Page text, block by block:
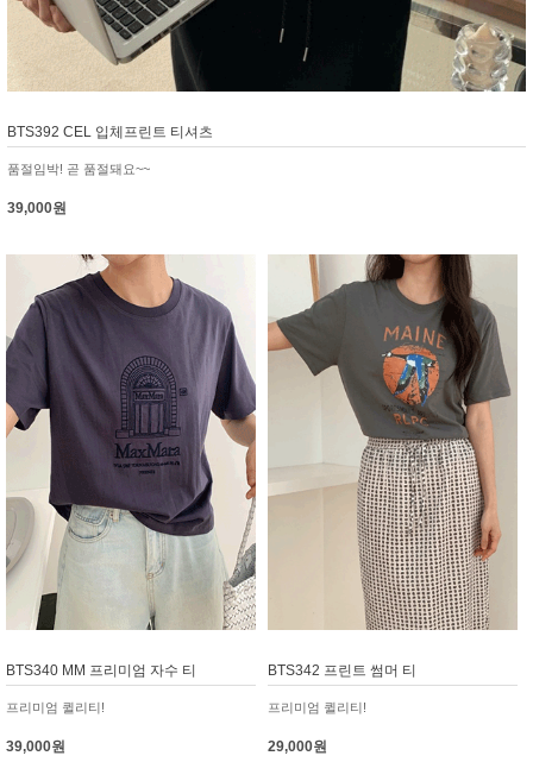
BTS392 CEL 입체프린트 티셔츠
품절임박! 곧 품절돼요~~
39,000원
BTS340 MM 프리미엄 자수 티
프리미엄 퀼리티!
39,000원
BTS342 프린트 썸머 티
프리미엄 퀼리티!
29,000원